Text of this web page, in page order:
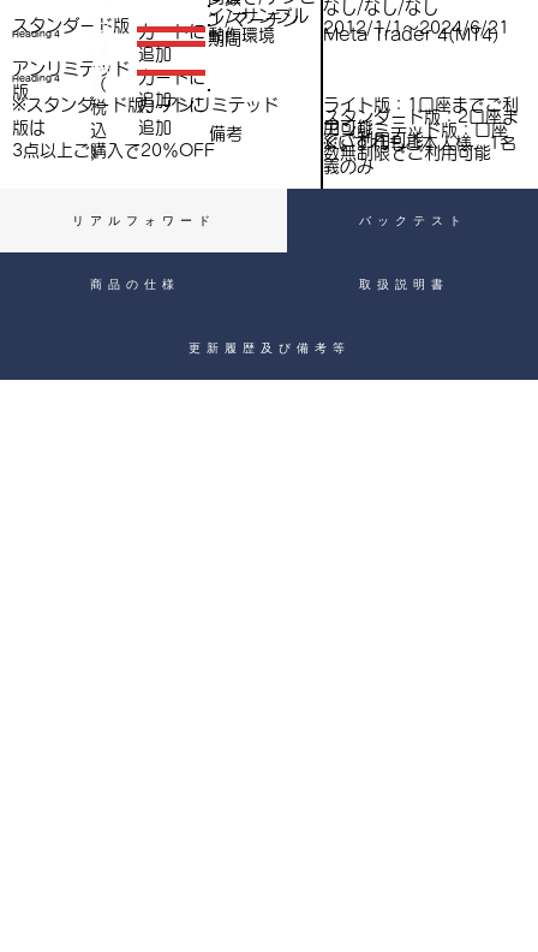
スタンダード版
アンリミテッド
版
税
込
）
​カートに
追加
Heading 4
税
込
）
​カートに
追加
Heading 4
（
税
込
）
​カートに
追加
ン/マーチン
なし/なし/なし
インサンプル
期間
2012/1/1～2024/6/21
動作環境 Meta Trader 4(MT4)
備考
ライト版：1口座までご利
用可能
スタンダード版：2口座ま
でご利用可能
アンリミテッド版：口座
数無制限でご利用可能
※いずれもご本人様、1名
義のみ
※スタンダード版、アンリミテッド
版は
3点以上ご購入で​20％OFF
リアルフォワード バックテスト
商品の仕様 取扱説明書
更新履歴及び備考等